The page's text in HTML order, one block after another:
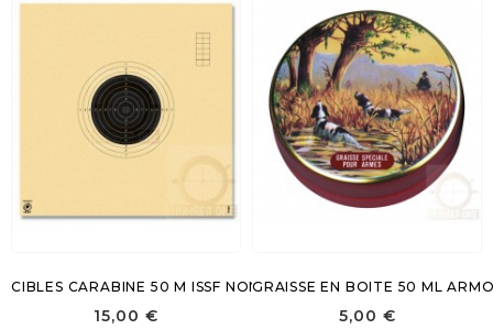
CIBLES CARABINE 50 M ISSF NON NUMEROTEES 20X20
15,00 €
GRAISSE EN BOITE 50 ML
5,00 €